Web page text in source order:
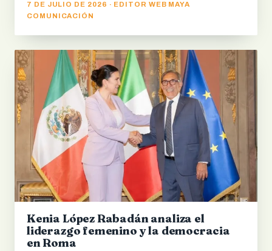
7 DE JULIO DE 2026 · EDITOR WEB MAYA
COMUNICACIÓN
Kenia López Rabadán analiza el
liderazgo femenino y la democracia
en Roma